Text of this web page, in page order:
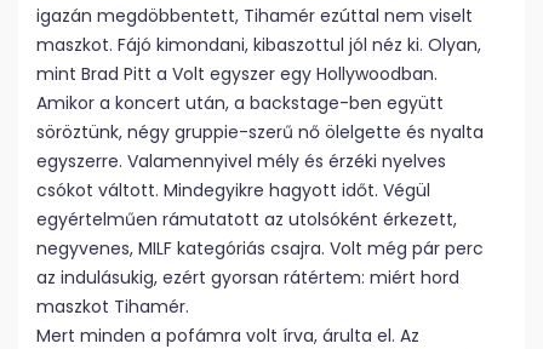
igazán megdöbbentett, Tihamér ezúttal nem viselt
maszkot. Fájó kimondani, kibaszottul jól néz ki. Olyan,
mint Brad Pitt a Volt egyszer egy Hollywoodban.
Amikor a koncert után, a backstage-ben együtt
söröztünk, négy gruppie-szerű nő ölelgette és nyalta
egyszerre. Valamennyivel mély és érzéki nyelves
csókot váltott. Mindegyikre hagyott időt. Végül
egyértelműen rámutatott az utolsóként érkezett,
negyvenes, MILF kategóriás csajra. Volt még pár perc
az indulásukig, ezért gyorsan rátértem: miért hord
maszkot Tihamér.
Mert minden a pofámra volt írva, árulta el. Az